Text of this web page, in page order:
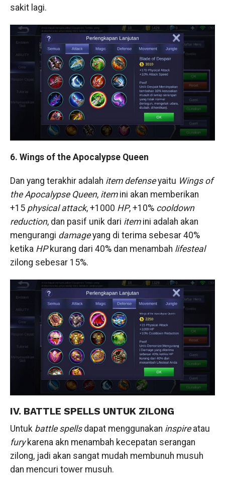
sakit lagi.
6. Wings of the Apocalypse Queen
Dan yang terakhir adalah item defenseyaitu Wings of
the Apocalypse Queen, itemini akan memberikan
+15 physical attack, +1000 HP, +10% cooldown
reduction, dan pasif unik dari itemini adalah akan
mengurangi damageyang di terima sebesar 40%
ketika HPkurang dari 40% dan menambah lifesteal
zilong sebesar 15%.
IV. BATTLE SPELLS UNTUK ZILONG
Untuk battle spellsdapat menggunakan inspire atau
furykarena akn menambah kecepatan serangan
zilong, jadi akan sangat mudah membunuh musuh
dan mencuri tower musuh.